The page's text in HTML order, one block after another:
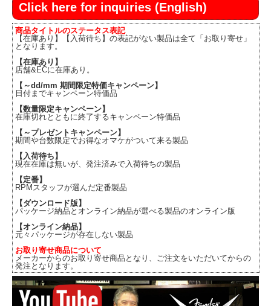
Click here for inquiries (English)
商品タイトルのステータス表記
【在庫あり】【入荷待ち】の表記がない製品は全て「お取り寄せ」
となります。
【在庫あり】
店舗&ECに在庫あり。
【～dd/mm 期間限定特価キャンペーン】
日付までキャンペーン特価品
【数量限定キャンペーン】
在庫切れとともに終了するキャンペーン特価品
【～プレゼントキャンペーン】
期間や台数限定でお得なオマケがついて来る製品
【入荷待ち】
現在在庫は無いが、発注済みで入荷待ちの製品
【定番】
RPMスタッフが選んだ定番製品
【ダウンロード版】
パッケージ納品とオンライン納品が選べる製品のオンライン版
【オンライン納品】
元々パッケージが存在しない製品
お取り寄せ商品について
メーカーからのお取り寄せ商品となり、ご注文をいただいてからの
発注となります。